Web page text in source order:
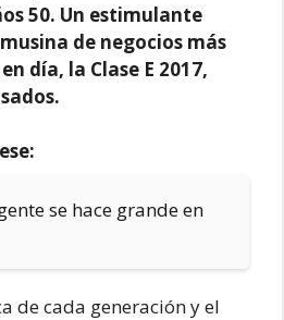
50. Un estimulante
de negocios más
día, la Clase E 2017,
se hace grande en
de cada generación y el